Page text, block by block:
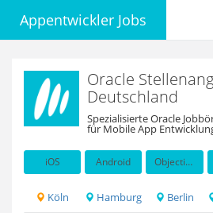
Appentwickler Jobs
Oracle
Deutschland
Spezialisierte Oracle
für Mobile App
iOS Android Objective-C
Köln Hamburg Berlin